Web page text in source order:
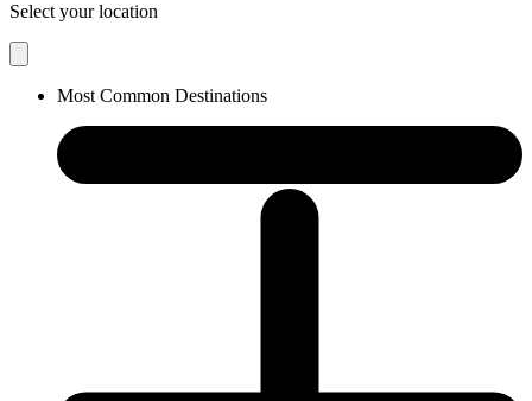
Select your location
Most Common Destinations